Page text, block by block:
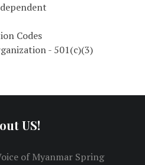
Codes
- 501(c)(3)
US!
of Myanmar Spring